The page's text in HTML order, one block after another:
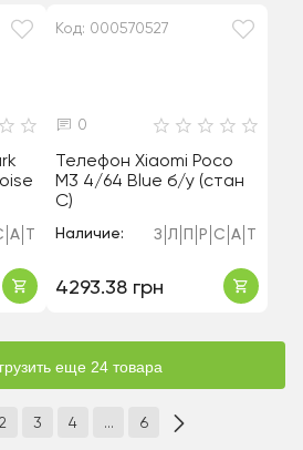
А
Код: 000570527
0
Телефон Xiaomi Poco
M3 4/64 Blue б/у (стан
C)
Наличие: З Л Р С А
4293.38 грн
еще 24 товара
2 3 4 ... 6